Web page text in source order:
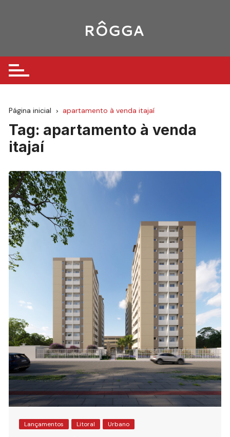
Página inicial apartamento à venda itajaí
Tag: apartamento à venda
itajaí
Lançamentos Litoral Urbano